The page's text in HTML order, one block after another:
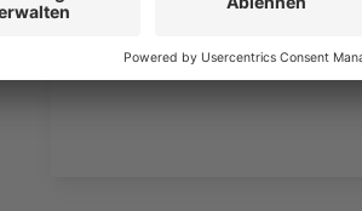
Stefanie Heinzmann - Would
Anzeige